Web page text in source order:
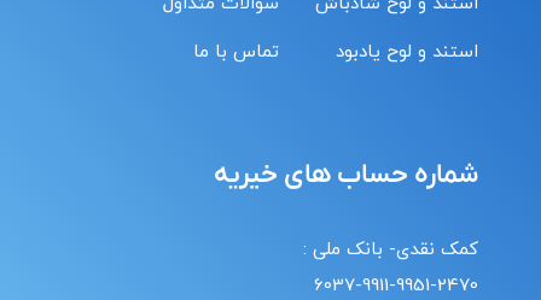
استند و لوح یادبود
تماس با ما
شماره حساب های خیریه
کمک نقدی- بانک ملی :
6037-9911-9951-2470